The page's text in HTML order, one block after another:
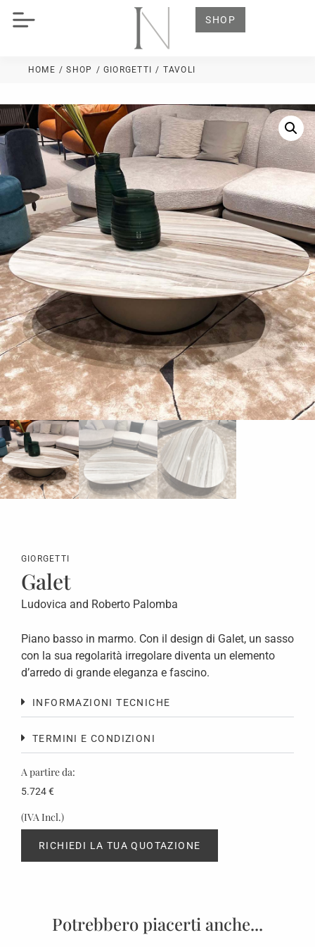
SHOP
HOME / SHOP / GIORGETTI / TAVOLI
GIORGETTI
Galet
Ludovica and Roberto Palomba
Piano basso in marmo. Con il design di Galet, un sasso
con la sua regolarità irregolare diventa un elemento
d’arredo di grande eleganza e fascino.
INFORMAZIONI TECNICHE
TERMINI E CONDIZIONI
A partire da:
5.724€
(IVA Incl.)
RICHIEDI LA TUA QUOTAZIONE
Potrebbero piacerti anche...